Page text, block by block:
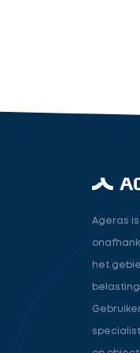
Ageras
het